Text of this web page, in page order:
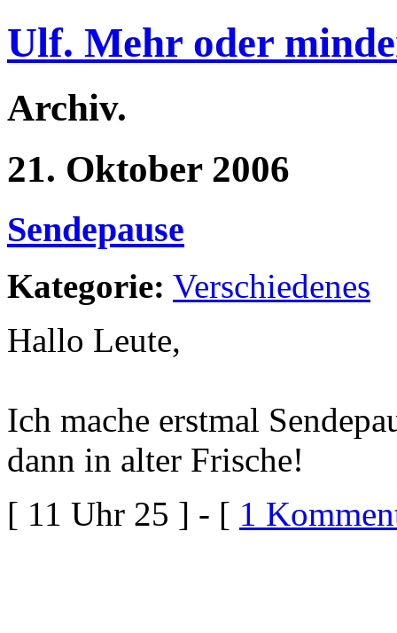
Ulf. Mehr oder
Archiv.
21. Oktober 2006
Sendepause
Kategorie: Verschiedenes
Hallo Leute,
Ich mache erstmal
dann in alter Frische!
[ 11 Uhr 25 ] - [ 1